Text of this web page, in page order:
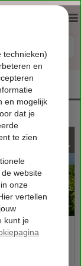
1063 p.p.
Curaçao. Deze